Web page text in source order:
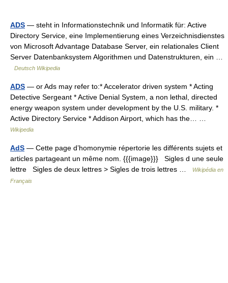
ADS — steht in Informationstechnik und Informatik für: Active
Directory Service, eine Implementierung eines Verzeichnisdienstes
von Microsoft Advantage Database Server, ein relationales Client
Server Datenbanksystem Algorithmen und Datenstrukturen, ein …
Deutsch Wikipedia
ADS — or Ads may refer to:* Accelerator driven system * Acting
Detective Sergeant * Active Denial System, a non lethal, directed
energy weapon system under development by the U.S. military. *
Active Directory Service * Addison Airport, which has the… …
Wikipedia
AdS — Cette page d’homonymie répertorie les différents sujets et
articles partageant un même nom. {{{image}}} Sigles d une seule
lettre Sigles de deux lettres > Sigles de trois lettres …
Wikipédia en
Français